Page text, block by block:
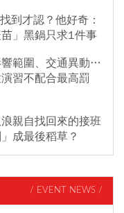
到才認？他好奇：
」黑鍋只求1件事
範圍、交通異動…
習不配合最高罰
親自找回來的接班
成最後稻草？
/ EVENT NEWS /